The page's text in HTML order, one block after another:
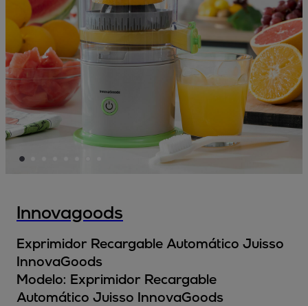
Innovagoods
Exprimidor Recargable Automático Juisso
InnovaGoods
Modelo: Exprimidor Recargable
Automático Juisso InnovaGoods